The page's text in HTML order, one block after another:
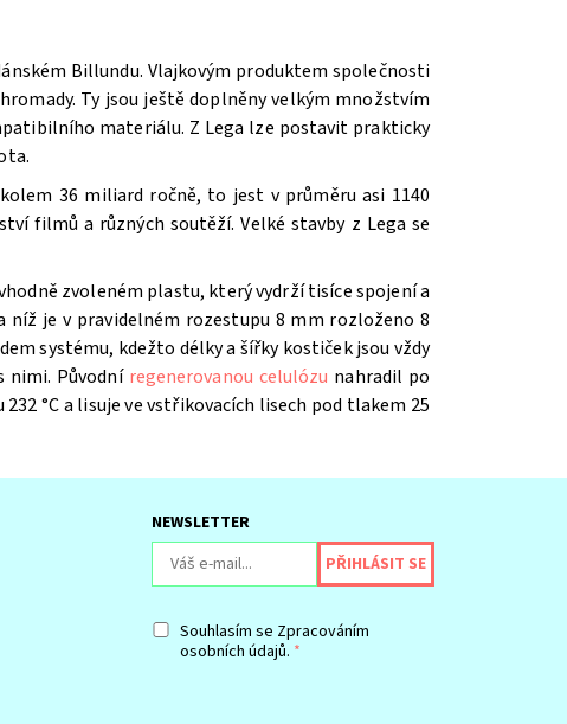
Billundu. Vlajkovým produktem společnosti
Ty jsou ještě doplněny velkým množstvím
materiálu. Z Lega lze postavit prakticky
36 miliard ročně, to jest v průměru asi 1140
filmů a různých soutěží. Velké stavby z Lega se
zvoleném plastu, který vydrží tisíce spojení a
je v pravidelném rozestupu 8 mm rozloženo 8
systému, kdežto délky a šířky kostiček jsou vždy
nimi. Původní regenerovanou celulózu nahradil po
°C a lisuje ve vstřikovacích lisech pod tlakem 25
NEWSLETTER
Souhlasím se Zpracováním
osobních údajů.